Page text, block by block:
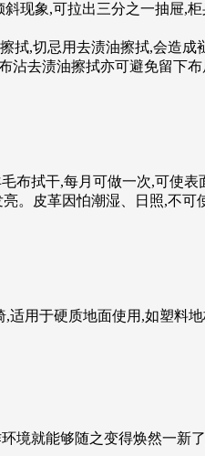
现象,可拉出三分之一抽屉,
拭,切忌用去渍油擦拭,会造成
沾去渍油擦拭亦可避免留下布
布拭干,每月可做一次,可使
。皮革因怕潮湿、日照,不可
用于硬质地面使用,如塑料
就能够随之变得焕然一新